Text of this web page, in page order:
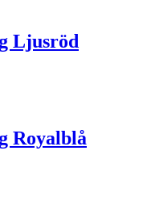
Ljusröd
Royalblå